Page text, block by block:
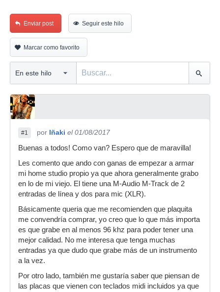
Enviar post Seguir este hilo
Marcar como favorito
#1 por Iñaki el 01/08/2017
Buenas a todos! Como van? Espero que de maravilla!
Les comento que ando con ganas de empezar a armar
mi home studio propio ya que ahora generalmente grabo
en lo de mi viejo. El tiene una M-Audio M-Track de 2
entradas de línea y dos para mic (XLR).
Básicamente queria que me recomienden que plaquita
me convendría comprar, yo creo que lo que más importa
es que grabe en al menos 96 khz para poder tener una
mejor calidad. No me interesa que tenga muchas
entradas ya que dudo que grabe más de un instrumento
a la vez.
Por otro lado, también me gustaría saber que piensan de
las placas que vienen con teclados midi incluidos ya que